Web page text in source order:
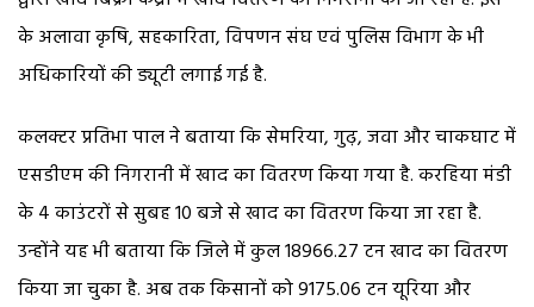
के अलावा कृषि, सहकारिता, विपणन संघ एवं पुलिस विभाग के भी
अधिकारियों की ड्यूटी लगाई गई है.
कलक्टर प्रतिभा पाल ने बताया कि सेमरिया, गुढ़, जवा और चाकघाट में
एसडीएम की निगरानी में खाद का वितरण किया गया है. करहिया मंडी
के 4 काउंटरों से सुबह 10 बजे से खाद का वितरण किया जा रहा है.
उन्होंने यह भी बताया कि जिले में कुल 18966.27 टन खाद का वितरण
किया जा चुका है. अब तक किसानों को 9175.06 टन यूरिया और